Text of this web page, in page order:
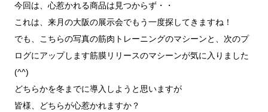
今回は、心惹かれる商品は見つからず・・
これは、来月の大阪の展示会でもう一度探してきますね！
でも、こちらの写真の筋肉トレーニングのマシーンと、次のプ
ログにアップします筋膜リリースのマシーンが気に入りました
(^^)
どちらかを冬までに導入しようと思いますが
皆様、どちらが心惹かれますか？